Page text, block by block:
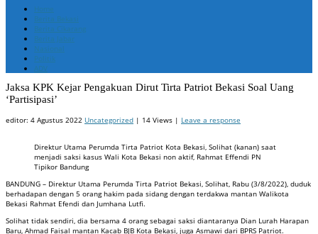
Home
Berita Bekasi
Berita Cikarang
Berita Jabar
Nasional
Politik
ADV
Jaksa KPK Kejar Pengakuan Dirut Tirta Patriot Bekasi Soal Uang
‘Partisipasi’
editor: 4 Agustus 2022 Uncategorized | 14 Views | Leave a response
Direktur Utama Perumda Tirta Patriot Kota Bekasi, Solihat (kanan) saat
menjadi saksi kasus Wali Kota Bekasi non aktif, Rahmat Effendi PN
Tipikor Bandung
BANDUNG – Direktur Utama Perumda Tirta Patriot Bekasi, Solihat, Rabu (3/8/2022), duduk
berhadapan dengan 5 orang hakim pada sidang dengan terdakwa mantan Walikota
Bekasi Rahmat Efendi dan Jumhana Lutfi.
Solihat tidak sendiri, dia bersama 4 orang sebagai saksi diantaranya Dian Lurah Harapan
Baru, Ahmad Faisal mantan Kacab BJB Kota Bekasi, juga Asmawi dari BPRS Patriot.